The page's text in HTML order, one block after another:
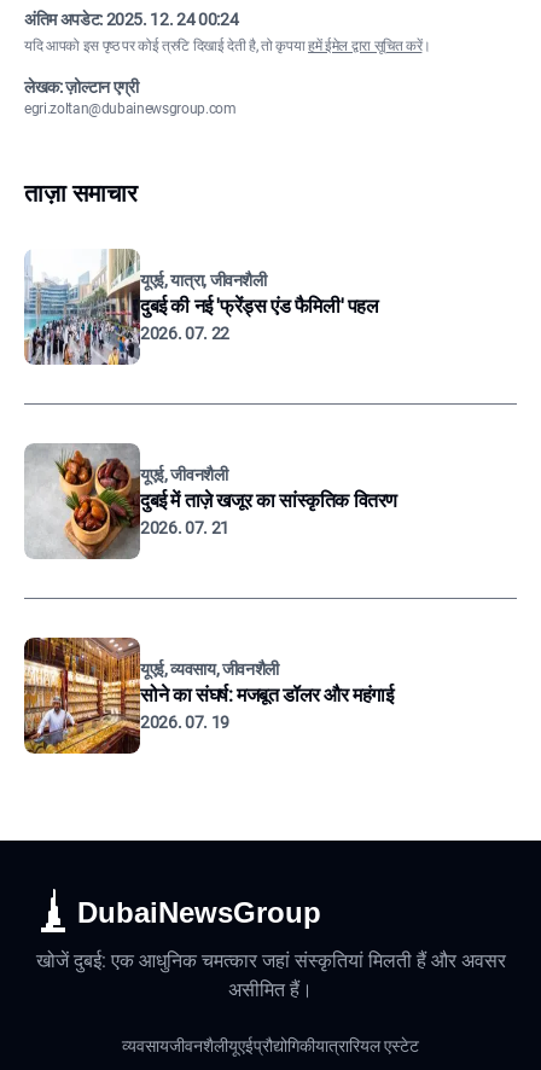
अंतिम अपडेट:2025. 12. 24 00:24
यदि आपको इस पृष्ठ पर कोई त्रुटि दिखाई देती है, तो कृपयाहमें ईमेल द्वारा सूचित करें।
लेखक: ज़ोल्टान एग्री
egri.zoltan@dubainewsgroup.com
ताज़ा समाचार
यूएई, यात्रा, जीवनशैली
दुबई की नई 'फ्रेंड्स एंड फैमिली' पहल
2026. 07. 22
यूएई, जीवनशैली
दुबई में ताज़े खजूर का सांस्कृतिक वितरण
2026. 07. 21
यूएई, व्यवसाय, जीवनशैली
सोने का संघर्ष: मजबूत डॉलर और महंगाई
2026. 07. 19
DubaiNewsGroup
खोजें दुबई: एक आधुनिक चमत्कार जहां संस्कृतियां मिलती हैं और अवसर
असीमित हैं।
व्यवसायजीवनशैलीयूएईप्रौद्योगिकीयात्रारियल एस्टेट